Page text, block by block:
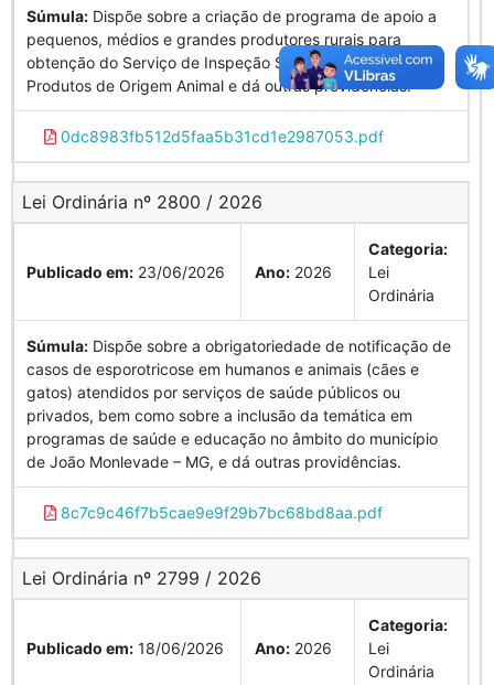
Súmula: Dispõe sobre a criação de programa de apoio a
pequenos, médios e grandes produtores rurais para
obtenção do Serviço de Inspeção Sanitária e Industrial de
Produtos de Origem Animal e dá outras providências.
0dc8983fb512d5faa5b31cd1e2987053.pdf
Lei Ordinária nº 2800 / 2026
Publicado em: 23/06/2026 Ano: 2026
Categoria:
Lei
Ordinária
Súmula: Dispõe sobre a obrigatoriedade de notificação de
casos de esporotricose em humanos e animais (cães e
gatos) atendidos por serviços de saúde públicos ou
privados, bem como sobre a inclusão da temática em
programas de saúde e educação no âmbito do município
de João Monlevade – MG, e dá outras providências.
8c7c9c46f7b5cae9e9f29b7bc68bd8aa.pdf
Lei Ordinária nº 2799 / 2026
Publicado em: 18/06/2026 Ano: 2026
Categoria:
Lei
Ordinária